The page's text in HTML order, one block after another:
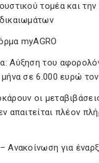
τομέα και
myAGRO
Αύξηση του
σε 6.000 ευρώ
οι
απαιτείται πλέον
Ανακοίνωση για